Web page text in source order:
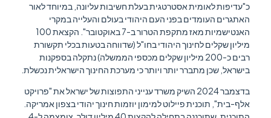
כ"עדיפות לאומית אסטרטגית בעלת חשיבות עליונה, במיוחד לאור
האתגרים העומדים בפני העם היהודי בעולם והעלייה במקרי
האנטישמיות מאז מתקפת הטרור ב-7 באוקטובר". הקצאת 100
מיליון שקלים לחינוך היהודי בחו"ל (שדווחה בטעות בכלי תקשורת
רבים כ-200 מיליון שקלים מכספי הממשלה) נתקלה בספקנות
בישראל, שכן מתברר יותר ויותר כי מערכת החינוך הישראלית נכשלת.
בדצמבר 2024 השיק משרד ענייני התפוצות של ישראל את "פרויקט
אלף-בית", תוכנית פיילוט למימון יוזמות חינוך יהודי בצפון אמריקה.